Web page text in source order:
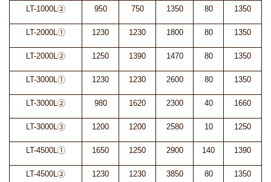
LT-1000L② 950 750 1350 80 1350
LT-2000L① 1230 1230 1800 80 1350
LT-2000L② 1250 1390 1470 80 1350
LT-3000L① 1230 1230 2600 80 1350
LT-3000L② 980 1620 2300 40 1660
LT-3000L③ 1200 1200 2580 10 1250
LT-4500L① 1650 1250 2900 140 1390
LT-4500L② 1230 1230 3850 80 1350